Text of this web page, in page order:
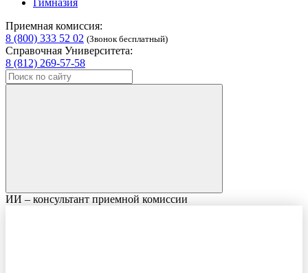
Гимназия
Приемная комиссия:
8 (800) 333 52 02 (Звонок бесплатный)
Справочная Университета:
8 (812) 269-57-58
ИИ – консультант приемной комиссии